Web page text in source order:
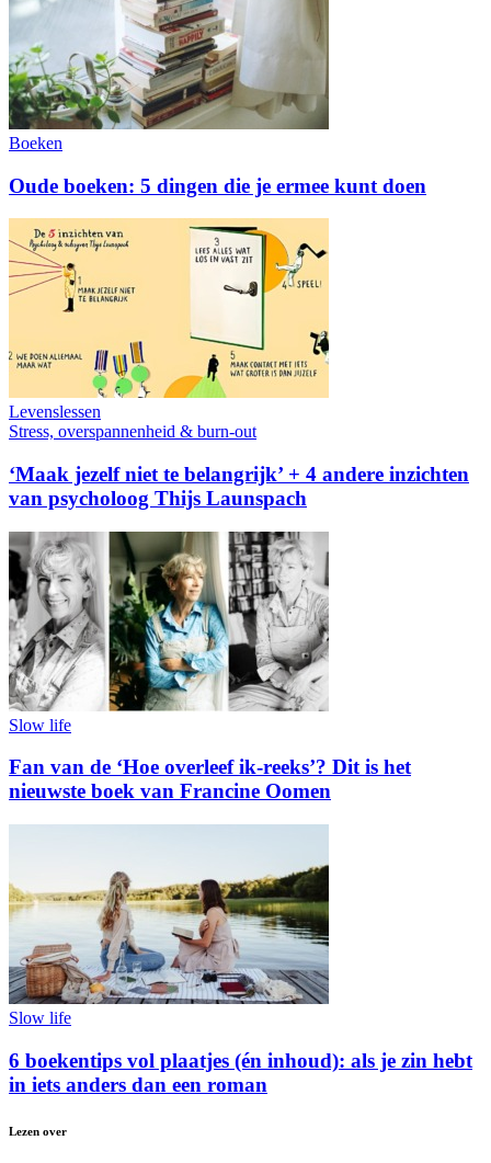
Boeken
Oude boeken: 5 dingen die je ermee kunt doen
Levenslessen
Stress, overspannenheid & burn-out
‘Maak jezelf niet te belangrijk’ + 4 andere inzichten
van psycholoog Thijs Launspach
Slow life
Fan van de ‘Hoe overleef ik-reeks’? Dit is het
nieuwste boek van Francine Oomen
Slow life
6 boekentips vol plaatjes (én inhoud): als je zin hebt
in iets anders dan een roman
Lezen over